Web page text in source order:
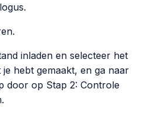
inladen en selecteer het
hebt gemaakt, en ga naar
door op Stap 2: Controle